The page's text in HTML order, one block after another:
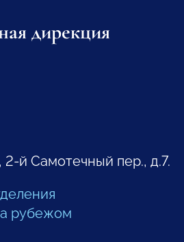
дирекция
2-й Самотечный пер., д.7.
рубежом